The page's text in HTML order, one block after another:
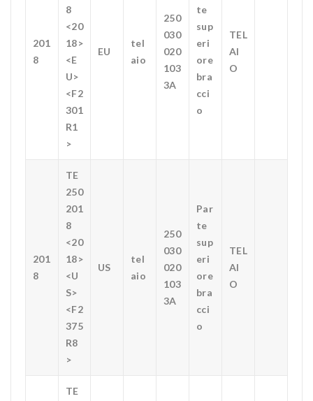
201
8
8
<20
18>
<E
U>
<F2
301
R1
>
EU
tel
aio
250
030
020
103
3A
te
sup
eri
ore
bra
cci
o
TEL
AI
O
201
8
TE
250
201
8
<20
18>
<U
S>
<F2
375
R8
>
US
tel
aio
250
030
020
103
3A
Par
te
sup
eri
ore
bra
cci
o
TEL
AI
O
TE